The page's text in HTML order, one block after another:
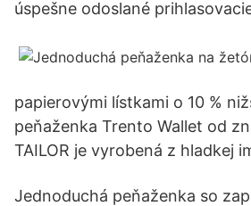
úspešne odoslané
papierovými lístkami o 10 %
peňaženka Trento Wallet od
TAILOR je vyrobená z hladkej
Jednoduchá peňaženka so